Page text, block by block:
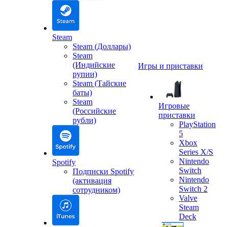
Steam
Steam (Доллары)
Steam
(Индийские
рупии)
Steam (Тайские
баты)
Steam
(Российские
рубли)
Spotify
Подписки Spotify
(активация
сотрудником)
Игры и приставки
Игровые
приставки
PlayStation
5
Xbox
Series X/S
Nintendo
Switch
Nintendo
Switch 2
Valve
Steam
Deck